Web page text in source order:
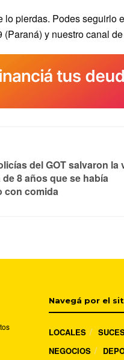
lo pierdas. Podes seguirlo
(Paraná) y nuestro canal
del GOT salvaron la
8 años que se había
con comida
Navegá por el
LOCALES
NEGOCIOS